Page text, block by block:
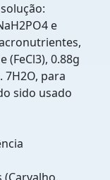
e
(FeCl3), 0.88g
7H2O, para
sido usado